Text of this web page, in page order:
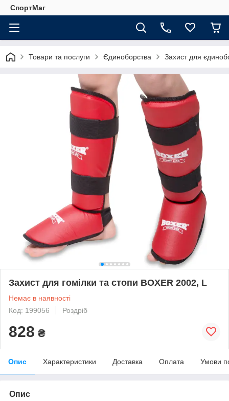
СпортМаг
Товари та послуги Єдиноборства Захист для
Захист для гомілки та стопи BOXER 2002, L
Немає в наявності
Код: 199056
Роздріб
828 ₴
Опис Характеристики Доставка Оплата Умови
Опис